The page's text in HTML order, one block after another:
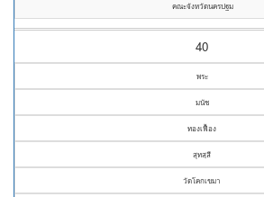
คณะจังหวัดนครปฐม
40
พระ
มนัช
ทองเฟื้อง
สุทสฺสี
วัดโคกเขมา